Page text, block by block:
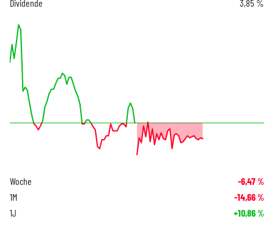
Dividende 3,85 %
Woche -6,47%
1M -14,66%
1J +10,86%